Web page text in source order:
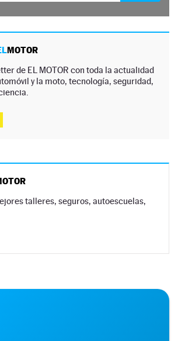
MOTOR
de EL MOTOR con toda la actualidad
y la moto, tecnología, seguridad,
talleres, seguros, autoescuelas,